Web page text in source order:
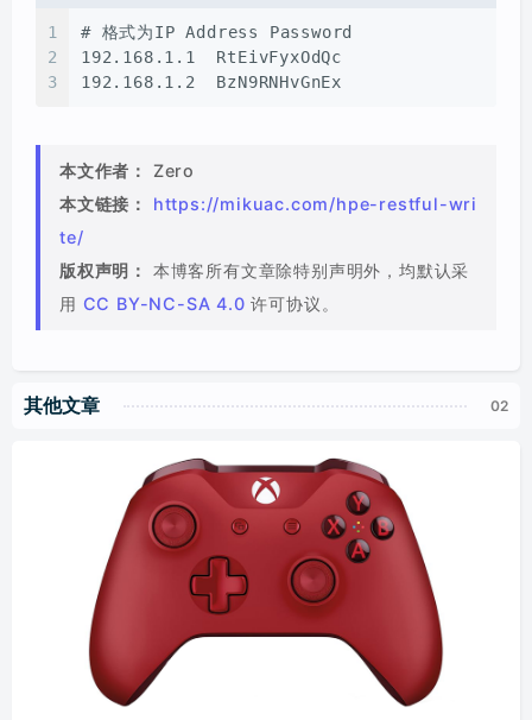
1
2
3
# 格式为IP Address Password
192.168.1.1  RtEivFyxOdQc
192.168.1.2  BzN9RNHvGnEx
本文作者：
Zero
本文链接：
https://mikuac.com/hpe-restful-wri
te/
版权声明：
本博客所有文章除特别声明外，均默认采
用 CC BY-NC-SA 4.0 许可协议。
其他文章